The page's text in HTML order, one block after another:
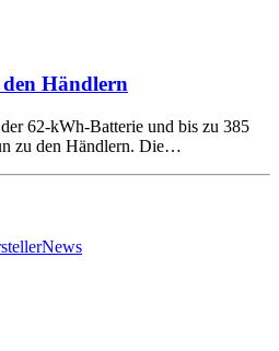
Händlern
62-kWh-Batterie und bis zu 385
zu den Händlern. Die…
News